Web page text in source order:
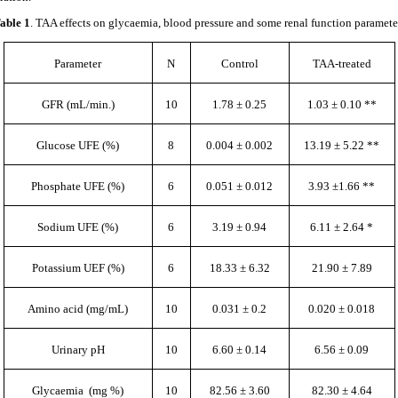
1. TAA effects on glycaemia, blood pressure and some renal function
Parameter N Control TAA-treated
GFR (mL/min.) 10 1.78 ± 0.25 1.03 ± 0.10 **
Glucose UFE (%) 8 0.004 ± 0.002 13.19 ± 5.22 **
Phosphate UFE (%) 6 0.051 ± 0.012 3.93 ±1.66 **
Sodium UFE (%) 6 3.19 ± 0.94 6.11 ± 2.64 *
Potassium UEF (%) 6 18.33 ± 6.32 21.90 ± 7.89
Amino acid (mg/mL) 10 0.031 ± 0.2 0.020 ± 0.018
Urinary pH 10 6.60 ± 0.14 6.56 ± 0.09
Glycaemia (mg %) 10 82.56 ± 3.60 82.30 ± 4.64